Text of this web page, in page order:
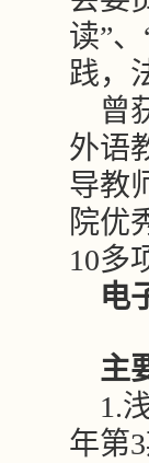
读”
践，
曾
外语
导教
院优
10多
电
主
1.
年第